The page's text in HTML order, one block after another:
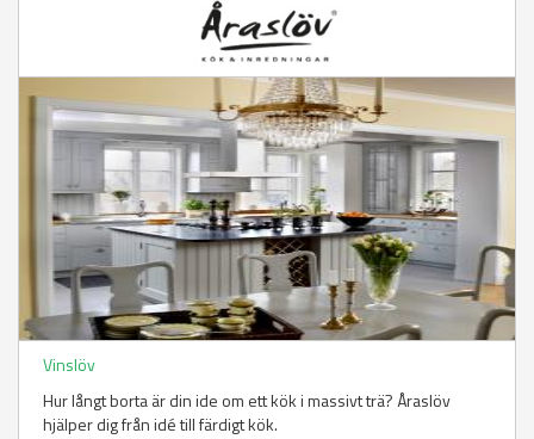
Vinslöv
Hur långt borta är din ide om ett kök i massivt trä? Åraslöv
hjälper dig från idé till färdigt kök.